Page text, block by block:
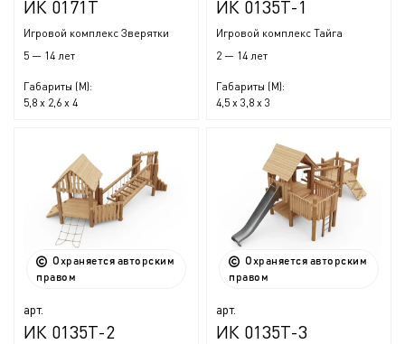
ИК 0171Т
Игровой комплекс Зверятки
5 — 14 лет
Габариты (М):
5,8 x 2,6 x 4
ИК 0135Т-1
Игровой комплекс Тайга
2 — 14 лет
Габариты (М):
4,5 x 3,8 x 3
Охраняется авторским
правом
арт.
ИК 0135Т-2
Охраняется авторским
правом
арт.
ИК 0135Т-3